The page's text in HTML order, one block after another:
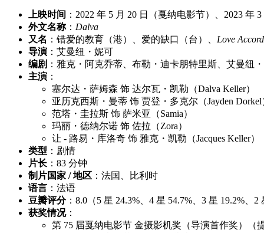
上映时间 ：2022 年 5 月 20 日（戛纳电影节）、2023 年
外文名称： Dalva
又名 ：错爱的教育（港）、爱的缺口（台）、 Love
导演 ：艾曼纽・妮可
编剧 ：雅克・阿克乔蒂、布勒・迪卡朋特里斯、艾曼纽
主演 ：
塞尔达・萨姆森 饰 达尔瓦・凯勒（Dalva Keller）
亚历克西斯・曼蒂 饰 贾登・多克尔（Jayden Dorkel
范塔・圭拉斯 饰 萨米亚（Samia）
玛丽・德纳尔诺 饰 佐拉（Zora）
让 - 路易・库洛奇 饰 雅克・凯勒（Jacques Keller）
类型 ：剧情
片长 ：83 分钟
制片国家 / 地区 ：法国、比利时
语言 ：法语
豆瓣评分：8.0（5 星 24.3%、4 星 54.7%、3 星 19.2%、
获奖情况：
第 75 届戛纳电影节 金摄影机奖（导演首作奖）（